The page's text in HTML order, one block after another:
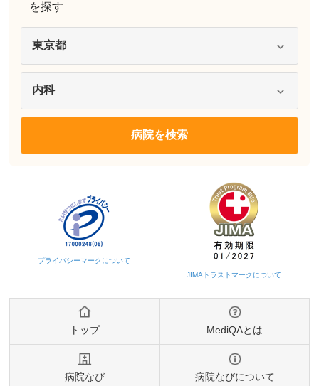
を探す
トップ MediQAとは
病院なび 病院なびについて